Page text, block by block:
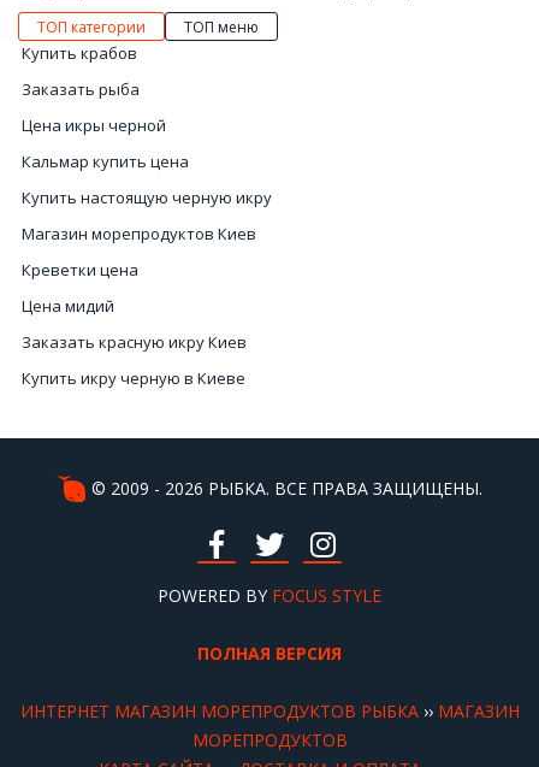
ТОП категории ТОП меню
Купить крабов
Заказать рыба
Цена икры черной
Кальмар купить цена
Купить настоящую черную икру
Магазин морепродуктов Киев
Креветки цена
Цена мидий
Заказать красную икру Киев
Купить икру черную в Киеве
Стоимость мидий
Икра красная купить в Украине
© 2009 - 2026 РЫБКА. ВСЕ ПРАВА ЗАЩИЩЕНЫ.
POWERED BY FOCUS STYLE
ПОЛНАЯ ВЕРСИЯ
ИНТЕРНЕТ МАГАЗИН МОРЕПРОДУКТОВ РЫБКА›› МАГАЗИН
МОРЕПРОДУКТОВ